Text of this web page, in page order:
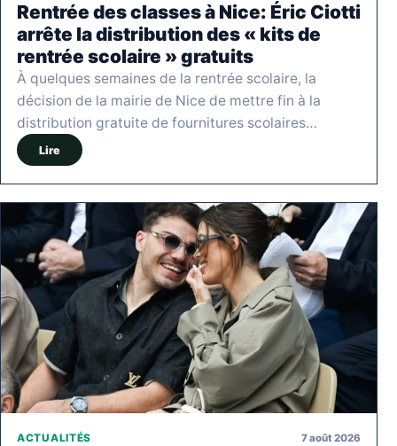
Rentrée des classes à Nice: Éric Ciotti
arrête la distribution des « kits de
rentrée scolaire » gratuits
À quelques semaines de la rentrée scolaire, la
décision de la mairie de Nice de mettre fin à la
distribution gratuite de fournitures scolaires…
Lire
ACTUALITÉS 7 août 2026